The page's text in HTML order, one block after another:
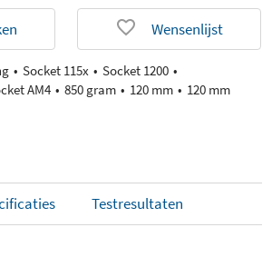
Wensenlijst
Socket 115x
Socket 1200
AM4 850 gram 120 mm 120 mm
Testresultaten